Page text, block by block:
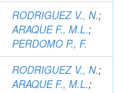
RODRIGUEZ V., N.;
ARAQUE F., M.L.;
PERDOMO P., F.
RODRIGUEZ V., N.;
ARAQUE F., M.L.;